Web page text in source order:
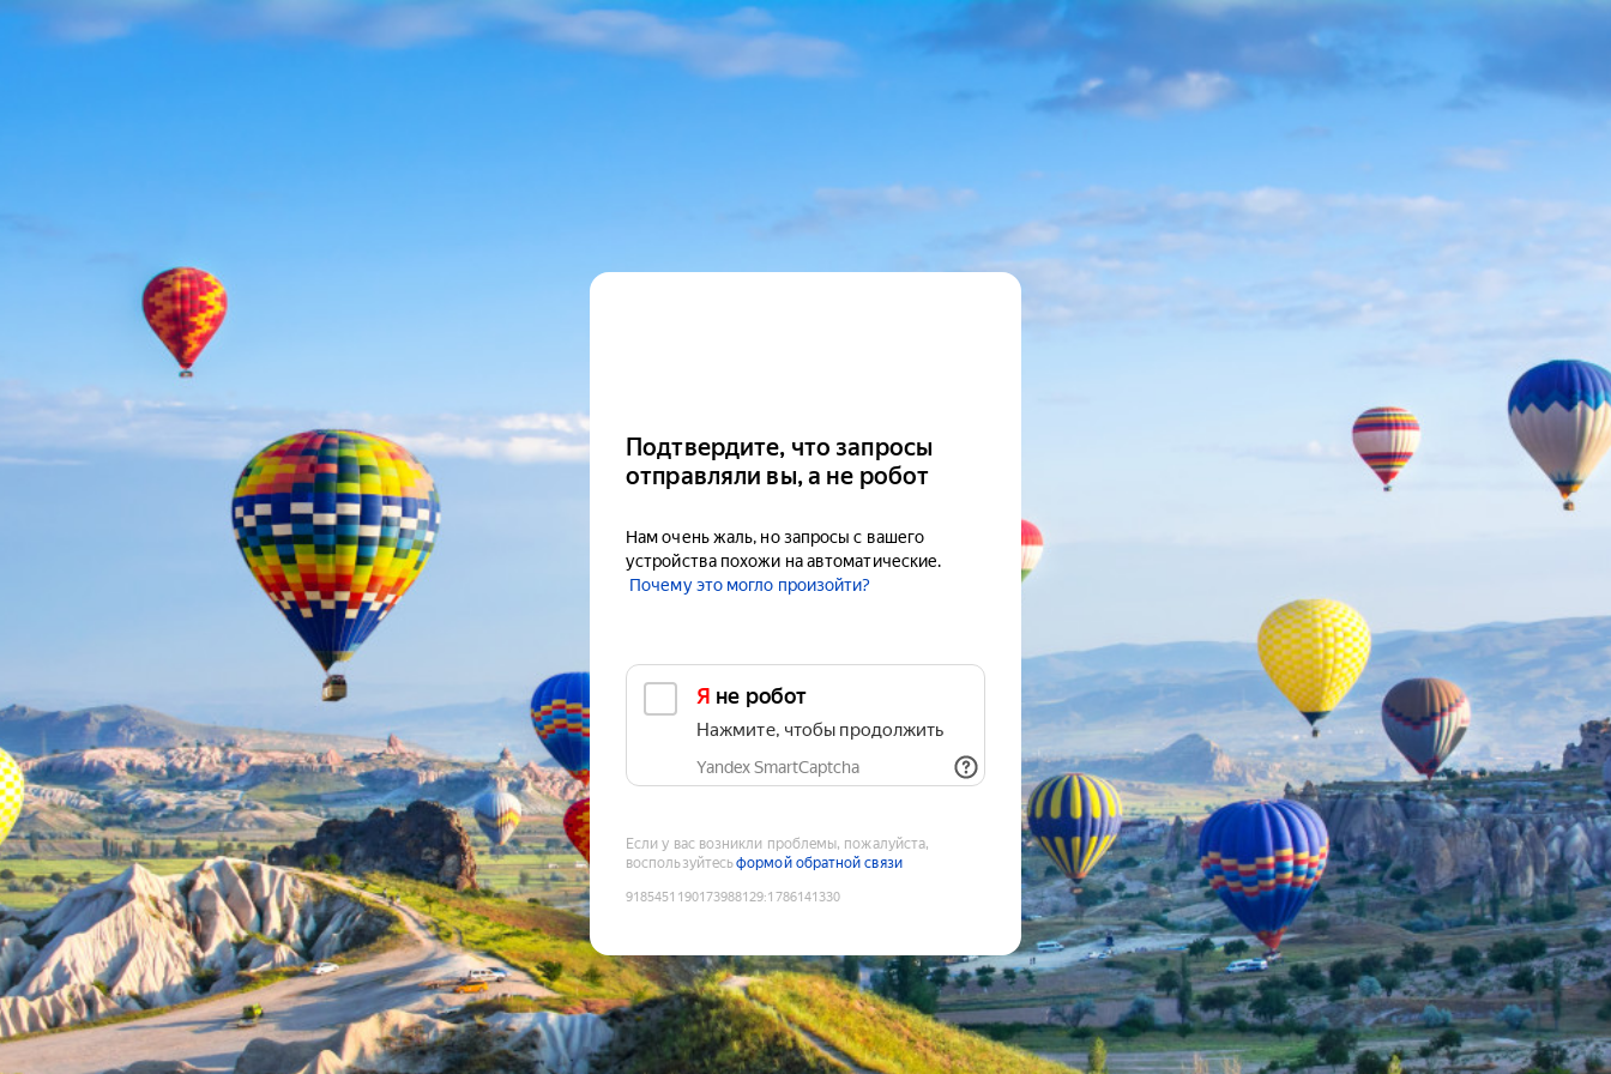
Подтвердите, что запросы
отправляли вы, а не робот
Нам очень жаль, но запросы с вашего
устройства похожи на автоматические.
Почему это могло произойти?
Я не робот
Нажмите, чтобы продолжить
Yandex SmartCaptcha
Если у вас возникли проблемы, пожалуйста,
воспользуйтесьформой обратной связи
9185451190173988129:1786141330